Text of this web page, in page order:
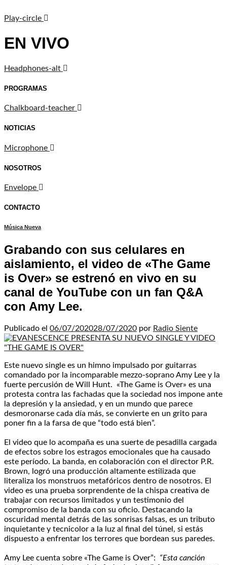
Play-circle
EN VIVO
Headphones-alt
PROGRAMAS
Chalkboard-teacher
NOTICIAS
Microphone
NOSOTROS
Envelope
CONTACTO
Música Nueva
Grabando con sus celulares en
aislamiento, el video de «The Game
is Over» se estrenó en vivo en su
canal de YouTube con un fan Q&A
con Amy Lee.
Publicado el 06/07/202028/07/2020 por Radio Siente
Este nuevo single es un himno impulsado por guitarras
comandado por la incomparable mezzo-soprano Amy Lee y la
fuerte percusión de Will Hunt. «The Game is Over» es una
protesta contra las fachadas que la sociedad nos impone ante
la depresión y la ansiedad, y en un mundo que parece
desmoronarse cada día más, se convierte en un grito para
poner fin a la farsa de que “todo está bien”.
El video que lo acompaña es una suerte de pesadilla cargada
de efectos sobre los estragos emocionales que ha causado
este período. La banda, en colaboración con el director P.R.
Brown, logró una producción altamente estilizada que
literaliza los monstruos metafóricos dentro de nosotros. El
video es una prueba sorprendente de la chispa creativa de
trabajar con recursos limitados y un testimonio del
compromiso de la banda con su oficio. Destacando la
oscuridad mental detrás de las sonrisas falsas, es un tributo
inquietante y tecnicolor a la luz al final del túnel, si estás
dispuesto a enfrentar los terrores que bordean sus paredes.
Amy Lee cuenta sobre «The Game is Over”: “Esta canción